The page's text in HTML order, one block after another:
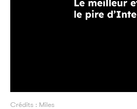
Crédits : Miles